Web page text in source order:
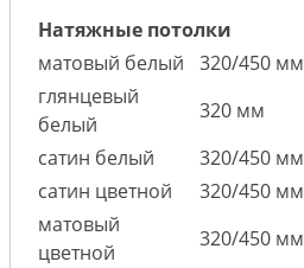
Натяжные потолки
матовый белый
320/450 мм
глянцевый
белый
320 мм
сатин белый
320/450 мм
сатин цветной
320/450 мм
матовый
цветной
320/450 мм